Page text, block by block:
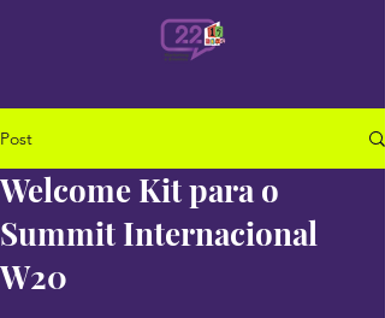
Post
Welcome Kit para o
Summit Internacional
W20